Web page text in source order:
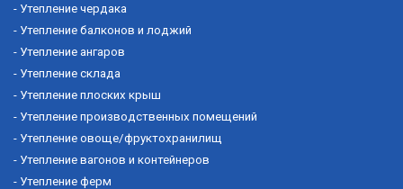
- Утепление чердака
- Утепление балконов и лоджий
- Утепление ангаров
- Утепление склада
- Утепление плоских крыш
- Утепление производственных помещений
- Утепление овоще/фруктохранилищ
- Утепление вагонов и контейнеров
- Утепление ферм